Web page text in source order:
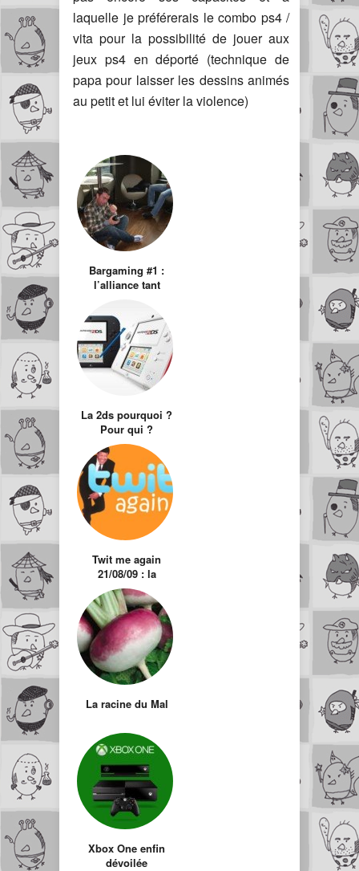
laquelle je préférerais le combo ps4 /
vita pour la possibilité de jouer aux
jeux ps4 en déporté (technique de
papa pour laisser les dessins animés
au petit et lui éviter la violence)
Bargaming #1 :
l’alliance tant
Geeks et des
Alcooliques
La 2ds pourquoi ?
Pour qui ?
Twit me again
21/08/09 : la
sélection des twits
hors actualité
La racine du Mal
Xbox One enfin
dévoilée